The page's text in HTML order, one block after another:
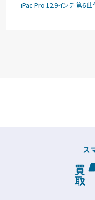
iPad Pro 12.9インチ 第6世